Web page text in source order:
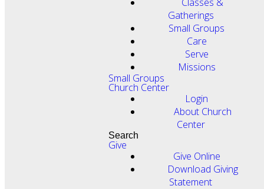
Gatherings
Small Groups
Care
Serve
Missions
Small Groups
Church Center
Login
About Church
Center
Search
Give
Give Online
Download Giving
Statement